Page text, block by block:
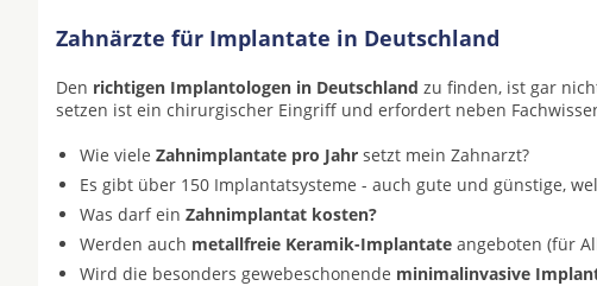
Zahnärzte für Implantate in Deutschland
Den richtigen Implantologen in Deutschland zu finden, ist gar
setzen ist ein chirurgischer Eingriff und erfordert neben
Wie viele Zahnimplantate pro Jahr setzt mein Zahnarzt?
Es gibt über 150 Implantatsysteme - auch gute und günstige,
Was darf ein Zahnimplantat kosten?
Werden auch metallfreie Keramik-Implantate angeboten (für
Wird die besonders gewebeschonende minimalinvasive